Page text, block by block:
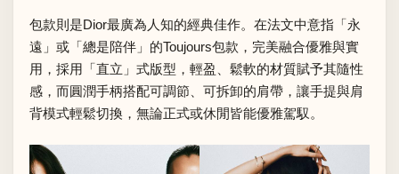
包款則是Dior最廣為人知的經典佳作。在法文中意指「永
遠」或「總是陪伴」的Toujours包款，完美融合優雅與實
用，採用「直立」式版型，輕盈、鬆軟的材質賦予其隨性
感，而圓潤手柄搭配可調節、可拆卸的肩帶，讓手提與肩
背模式輕鬆切換，無論正式或休閒皆能優雅駕馭。